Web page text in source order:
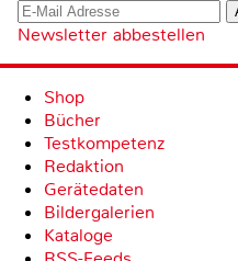
Newsletter abbestellen
Shop
Bücher
Testkompetenz
Redaktion
Gerätedaten
Bildergalerien
Kataloge